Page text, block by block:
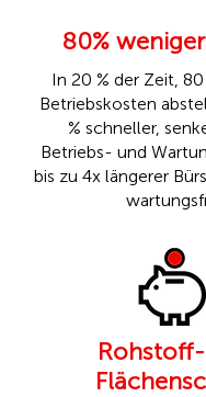
80%
In 20 % der Zeit,
Betriebskosten
% schneller,
Betriebs- und
bis zu 4x längerer